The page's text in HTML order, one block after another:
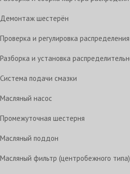
Демонтаж шестерён
Проверка и регулировка
Разборка и установка
Система подачи смазки
Масляный насос
Промежуточная шестерня
Масляный поддон
Масляный фильтр (центробежного типа)